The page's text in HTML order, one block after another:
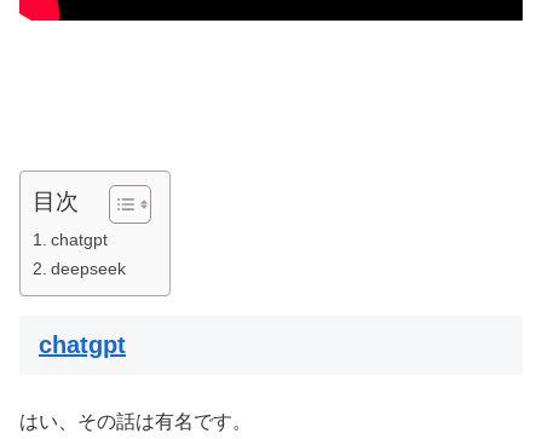
目次
chatgpt
deepseek
chatgpt
はい、その話は有名です。